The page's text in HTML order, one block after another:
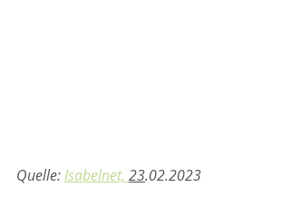
Quelle: Isabelnet, 23.02.2023